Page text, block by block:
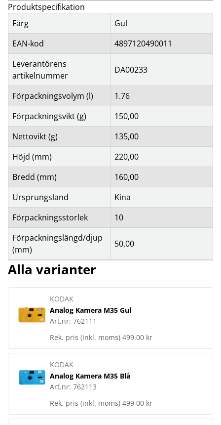
Produktspecifikation
Färg
Gul
EAN-kod
4897120490011
Leverantörens
artikelnummer
DA00233
Förpackningsvolym (l)
1.76
Förpackningsvikt (g)
150,00
Nettovikt (g)
135,00
Höjd (mm)
220,00
Bredd (mm)
160,00
Ursprungsland
Kina
Förpackningsstorlek
10
Förpackningslängd/djup
(mm)
50,00
Alla varianter
KODAK
Analog Kamera M35 Gul
Art.nr: 762111
Rek. pris (inkl. moms) 499,00 kr
KODAK
Analog Kamera M35 Blå
Art.nr: 762113
Rek. pris (inkl. moms) 499,00 kr